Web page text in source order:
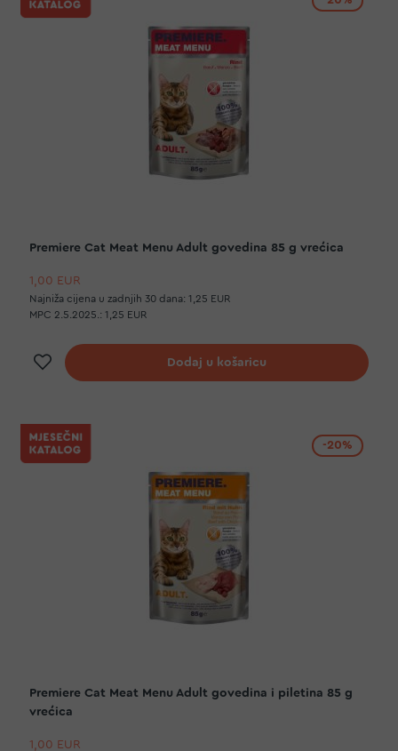
Premiere Cat Meat Menu Adult govedina 85 g vrećica
1,00 EUR
Najniža cijena u zadnjih 30 dana: 1,25 EUR
MPC 2.5.2025.: 1,25 EUR
Dodaj na listu želja
Dodaj u košaricu
-20%
Premiere Cat Meat Menu Adult govedina i piletina 85 g
vrećica
1,00 EUR